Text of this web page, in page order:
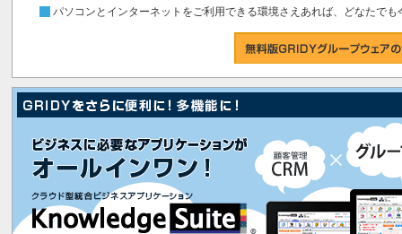
パソコンとインターネットをご利用できる環境さえあれば、どなたでも